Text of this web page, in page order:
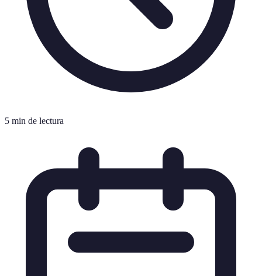
5 min de lectura